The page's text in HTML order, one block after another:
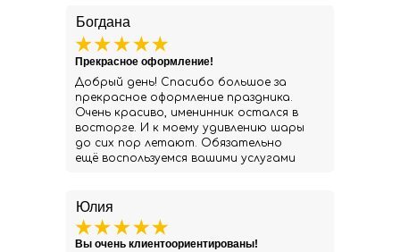
Юлия
Вы очень клиентоориентированы!
Богдана
Добрый день! Спасибо большое за
прекрасное оформление праздника.
Очень красиво, именинник остался в
восторге. И к моему удивлению шары
до сих пор летают. Обязательно
ещё воспользуемся вашими услугами
Прекрасное оформление!